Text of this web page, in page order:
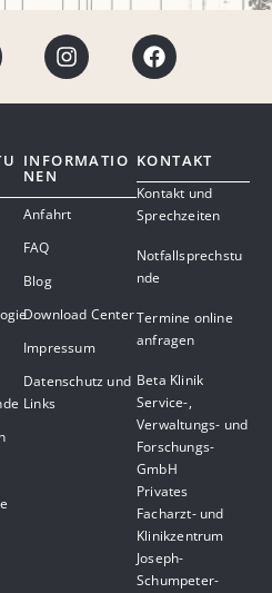
INFORMATIO
NEN
Anfahrt
FAQ
Blog
Download Center
Impressum
Datenschutz und
Links
KONTAKT
Kontakt und
Sprechzeiten
Notfallsprechstu
nde
Termine online
anfragen
Beta Klinik
Service-,
Verwaltungs- und
Forschungs-
GmbH
Privates
Facharzt- und
Klinikzentrum
Joseph-
Schumpeter-